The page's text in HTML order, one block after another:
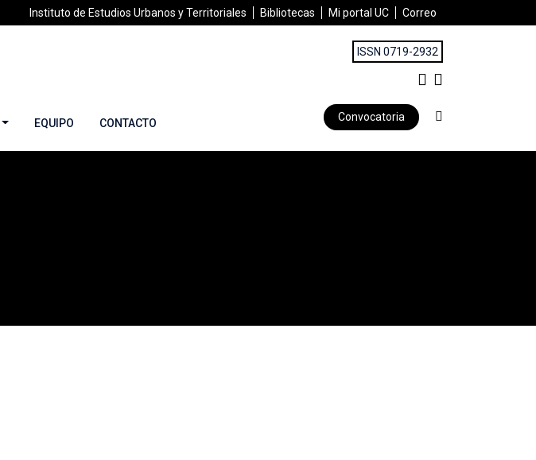
Instituto de Estudios Urbanos y Territoriales Bibliotecas Mi portal UC Correo
ISSN 0719-2932
EQUIPO CONTACTO Convocatoria